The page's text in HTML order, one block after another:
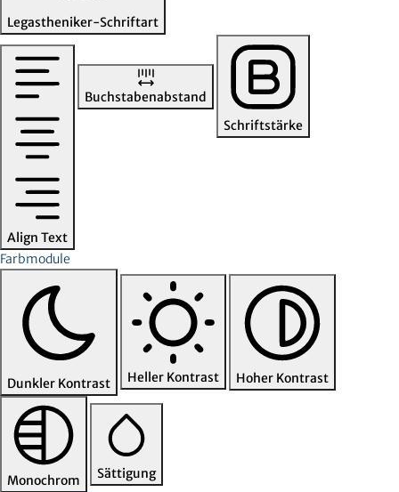
Legastheniker-Schriftart
Align Text
Buchstabenabstand
Schriftstärke
Farbmodule
Dunkler Kontrast Heller Kontrast Hoher Kontrast
Monochrom
Sättigung